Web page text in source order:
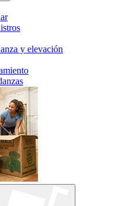
y elevación